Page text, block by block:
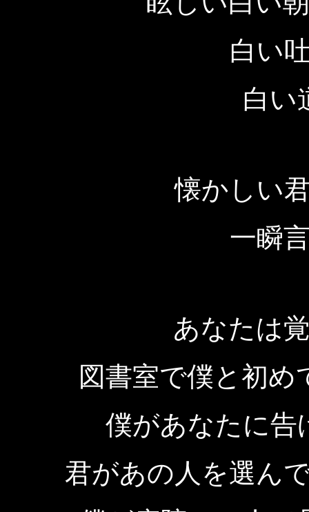
白い
白い
懐かしい
一瞬
あなたは
図書室で僕と初
僕があなたに告
君があの人を選ん